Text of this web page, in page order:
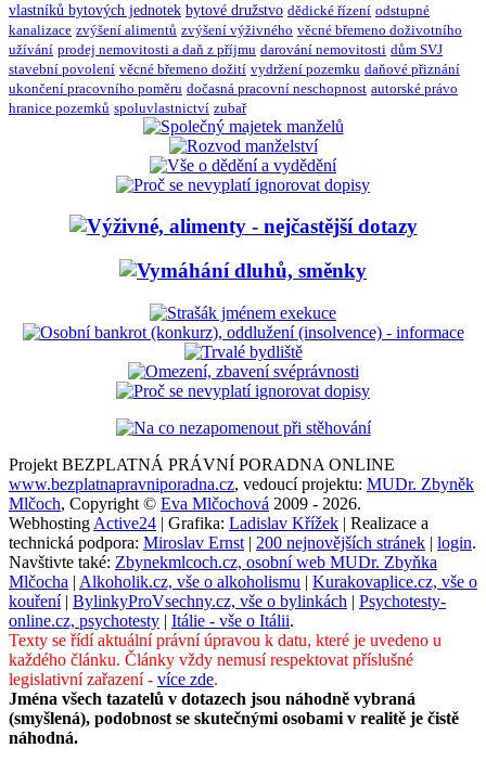
vlastníků bytových jednotek bytové družstvo dědické řízení odstupné
kanalizace zvýšení alimentů zvýšení výživného věcné břemeno doživotního
užívání prodej nemovitosti a daň z příjmu darování nemovitosti dům SVJ
stavební povolení věcné břemeno dožití vydržení pozemku daňové přiznání
ukončení pracovního poměru dočasná pracovní neschopnost autorské právo
hranice pozemků spoluvlastnictví zubař
Projekt BEZPLATNÁ PRÁVNÍ PORADNA ONLINE
www.bezplatnapravniporadna.cz, vedoucí projektu: MUDr. Zbyněk
Mlčoch, Copyright © Eva Mlčochová 2009 - 2026.
Webhosting Active24 | Grafika: Ladislav Křížek | Realizace a
technická podpora: Miroslav Ernst | 200 nejnovějších stránek | login.
Navštivte také: Zbynekmlcoch.cz, osobní web MUDr. Zbyňka
Mlčocha | Alkoholik.cz, vše o alkoholismu | Kurakovaplice.cz, vše o
kouření| BylinkyProVsechny.cz, vše o bylinkách | Psychotesty-
online.cz, psychotesty | Itálie - vše o Itálii.
Texty se řídí aktuální právní úpravou k datu, které je uvedeno u
každého článku. Články vždy nemusí respektovat příslušné
legislativní zařazení - více zde.
Jména všech tazatelů v dotazech jsou náhodně vybraná
(smyšlená), podobnost se skutečnými osobami v realitě je čistě
náhodná.